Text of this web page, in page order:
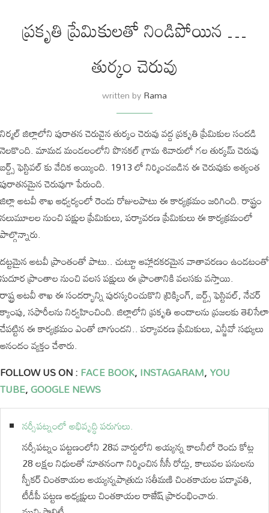
ప్రకృతి ప్రేమికులతో నిండిపోయిన …
తుర్కం చెరువు
written byRama
నిర్మల్ జిల్లాలోని పురాతన చెరువైన తుర్కం చెరువు వద్ద ప్రకృతి ప్రేమికుల సందడి
నెలకొంది. మామడ మండలంలోని పొనకల్ గ్రామ శివారులో గల తుర్కమ్ చెరువు
బర్డ్స్ ఫెస్టివల్ కు వేదిక అయ్యింది. 1913 లో నిర్మించబడిన ఈ చెరువుకు అత్యంత
పురాతనమైన చెరువుగా పేరుంది.
జిల్లా అటవీ శాఖ ఆధ్వర్యంలో రెండు రోజులపాటు ఈ కార్యక్రమం జరిగింది. రాష్ట్రం
నలుమూలల నుంచి పక్షుల ప్రేమికులు, పర్యావరణ ప్రేమికులు ఈ కార్యక్రమంలో
పాల్గొన్నారు.
దట్టమైన అటవీ ప్రాంతంతో పాటు.. చుట్టూ ఆహ్లాదకరమైన వాతావరణం ఉండటంతో
సుదూర ప్రాంతాల నుంచి వలస పక్షులు ఈ ప్రాంతానికి వలసకు వస్తాయి.
రాష్ట్ర అటవీ శాఖ ఈ సందర్భాన్ని పురస్కరించుకొని ట్రెక్కింగ్, బర్డ్స్ ఫెస్టివల్, నేచర్
క్యాంపు, సఫారీలను నిర్వహించింది. జిల్లాలోని ప్రకృతి అందాలను ప్రజలకు తెలిసేలా
చేపట్టిన ఈ కార్యక్రమం ఎంతో బాగుందని.. పర్యావరణ ప్రేమికులు, ఎన్జీవో సభ్యులు
ఆనందం వ్యక్తం చేశారు.
FOLLOW US ON :FACE BOOK,INSTAGARAM,YOU
TUBE,GOOGLE NEWS
నర్సీపట్నంలో అభివృద్ధి పరుగులు.
నర్సీపట్నం పట్టణంలోని 28వ వార్డులోని అయ్యన్న కాలనీలో రెండు కోట్ల
28 లక్షల నిధులతో నూతనంగా నిర్మించిన సీసీ రోడ్లు, కాలువల పనులను
స్పీకర్ చింతకాయల అయ్యన్నపాత్రుడు సతీమణి చింతకాయల పద్మావతి,
టీడీపీ పట్టణ అధ్యక్షులు చింతకాయల రాజేష్ ప్రారంభించారు.